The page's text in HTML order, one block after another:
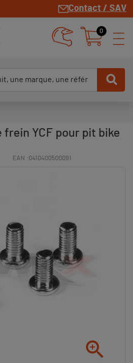
Contact / SAV
0
frein YCF pour pit bike
EAN :0410400500091
